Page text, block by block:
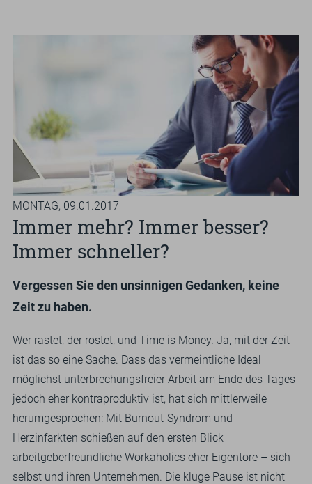
GUTSCHEINE & SHOP
eingeben
MONTAG, 09.01.2017
Immer mehr? Immer besser?
Immer schneller?
Vergessen Sie den unsinnigen Gedanken, keine
Zeit zu haben.
Wer rastet, der rostet, und Time is Money. Ja, mit der Zeit
ist das so eine Sache. Dass das vermeintliche Ideal
möglichst unterbrechungsfreier Arbeit am Ende des Tages
jedoch eher kontraproduktiv ist, hat sich mittlerweile
herumgesprochen: Mit Burnout-Syndrom und
Herzinfarkten schießen auf den ersten Blick
arbeitgeberfreundliche Workaholics eher Eigentore – sich
selbst und ihren Unternehmen. Die kluge Pause ist nicht